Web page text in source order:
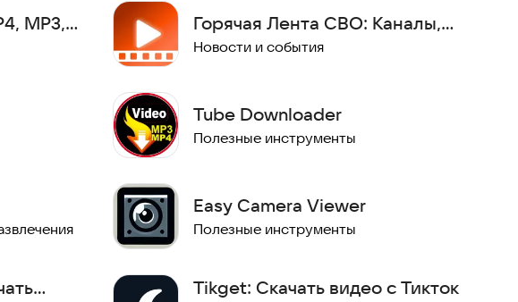
MP3,
Горячая Лента СВО: Каналы,
блоги, видео.
Новости и события
Tube Downloader
Полезные инструменты
Easy Camera Viewer
Полезные инструменты
Tikget: Скачать видео с Тикток